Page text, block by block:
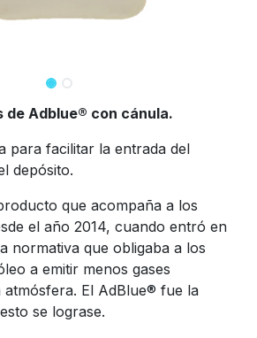
de Adblue® con cánula.
para facilitar la entrada del
depósito.
que acompaña a los
el año 2014, cuando entró en
normativa que obligaba a los
a emitir menos gases
atmósfera. El AdBlue® fue la
se lograse.